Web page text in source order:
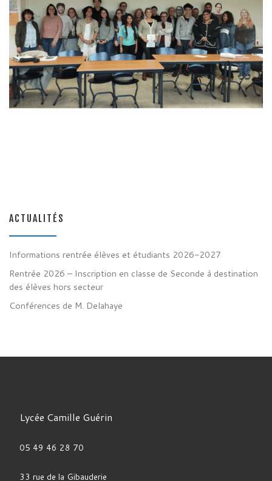
ACTUALITÉS
Informations rentrée élèves et étudiants 2026-2027
Rentrée 2026 – Inscription en classe de Seconde à destination
des élèves hors secteur
Conférences de M. Delahaye
Lycée Camille Guérin
05 49 46 28 70
33 rue de la Gibauderie